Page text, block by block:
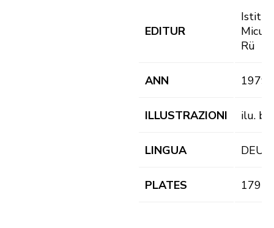
EDITUR
Istitut
Rü
ANN 1979
ILLUSTRAZIONI ilu. b/f
LINGUA DEU
PLATES 179